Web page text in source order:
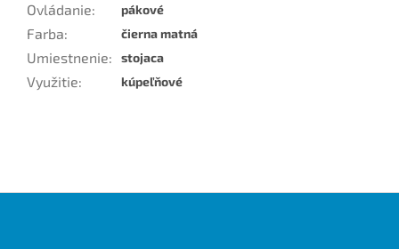
Ovládanie: pákové
Farba: čierna matná
Umiestnenie: stojaca
Využitie: kúpeľňové